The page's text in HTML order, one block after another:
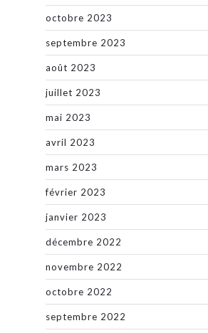
octobre 2023
septembre 2023
août 2023
juillet 2023
mai 2023
avril 2023
mars 2023
février 2023
janvier 2023
décembre 2022
novembre 2022
octobre 2022
septembre 2022